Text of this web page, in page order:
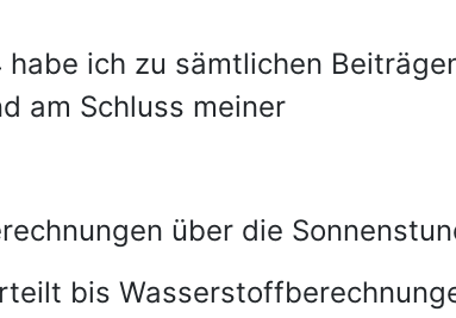
ich zu sämtlichen
am Schluss meiner
über die
bis